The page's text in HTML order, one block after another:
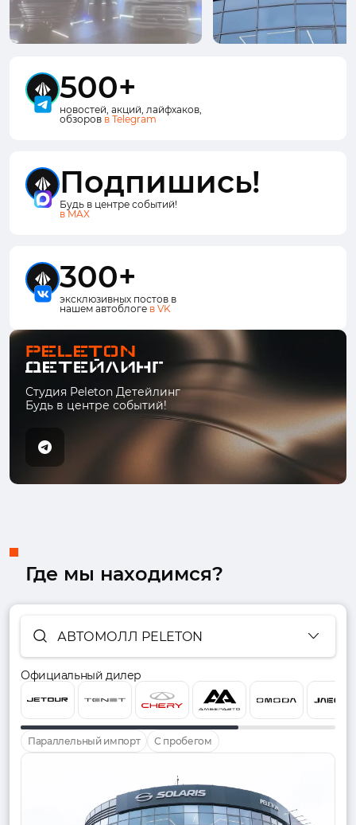
500+
новостей, акций, лайфхаков,
обзоров в Telegram
Подпишись!
Будь в центре событий!
в MAX
300+
эксклюзивных постов в
нашем автоблоге в VK
Студия Peleton Детейлинг
Будь в центре событий!
Где мы находимся?
АВТОМОЛЛ PELETON
Официальный дилер
Параллельный импорт С пробегом